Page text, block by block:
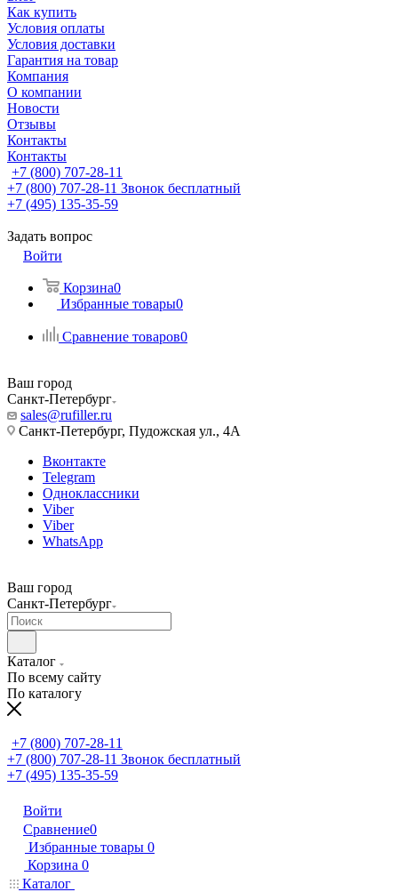
Как купить
Условия оплаты
Условия доставки
Гарантия на товар
Компания
О компании
Новости
Отзывы
Контакты
Контакты
+7 (800) 707-28-11
+7 (800) 707-28-11 Звонок бесплатный
+7 (495) 135-35-59
Задать вопрос
Войти
Корзина0
Избранные товары0
Сравнение товаров0
Ваш город
Санкт-Петербург
sales@rufiller.ru
Санкт-Петербург, Пудожская ул., 4А
Вконтакте
Telegram
Одноклассники
Viber
Viber
WhatsApp
Ваш город
Санкт-Петербург
Каталог
По всему сайту
По каталогу
+7 (800) 707-28-11
+7 (800) 707-28-11 Звонок бесплатный
+7 (495) 135-35-59
Войти
Сравнение0
Избранные товары 0
Корзина 0
Каталог